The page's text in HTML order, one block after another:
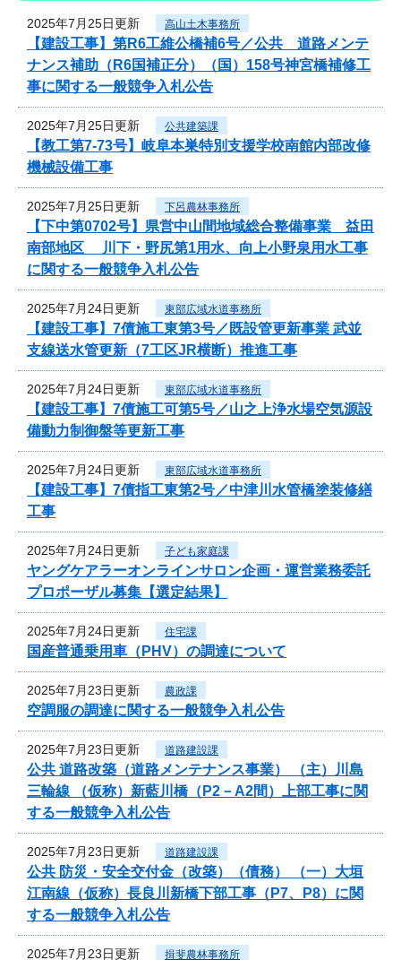
2025年7月25日更新 高山土木事務所
【建設工事】第R6工維公橋補6号／公共 道路メンテ
ナンス補助（R6国補正分）（国）158号神宮橋補修工
事に関する一般競争入札公告
2025年7月25日更新 公共建築課
【教工第7-73号】岐阜本巣特別支援学校南館内部改修
機械設備工事
2025年7月25日更新 下呂農林事務所
【下中第0702号】県営中山間地域総合整備事業 益田
南部地区 川下・野尻第1用水、向上小野泉用水工事
に関する一般競争入札公告
2025年7月24日更新 東部広域水道事務所
【建設工事】7債施工東第3号／既設管更新事業 武並
支線送水管更新（7工区JR横断）推進工事
2025年7月24日更新 東部広域水道事務所
【建設工事】7債施工可第5号／山之上浄水場空気源設
備動力制御盤等更新工事
2025年7月24日更新 東部広域水道事務所
【建設工事】7債指工東第2号／中津川水管橋塗装修繕
工事
2025年7月24日更新 子ども家庭課
ヤングケアラーオンラインサロン企画・運営業務委託
プロポーザル募集【選定結果】
2025年7月24日更新 住宅課
国産普通乗用車（PHV）の調達について
2025年7月23日更新 農政課
空調服の調達に関する一般競争入札公告
2025年7月23日更新 道路建設課
公共 道路改築（道路メンテナンス事業） （主）川島
三輪線 （仮称）新藍川橋（P2－A2間）上部工事に関
する一般競争入札公告
2025年7月23日更新 道路建設課
公共 防災・安全交付金（改築）（債務） （一）大垣
江南線（仮称）長良川新橋下部工事（P7、P8）に関
する一般競争入札公告
2025年7月23日更新 揖斐農林事務所